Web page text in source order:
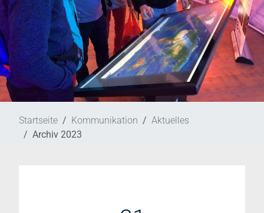
Startseite Kommunikation
Aktuelles
Archiv 2023